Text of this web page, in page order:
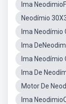
Ima
Neodímio
Ima Neodímio
Ima
Ima Neodímio
Ima De
Motor De
Ima